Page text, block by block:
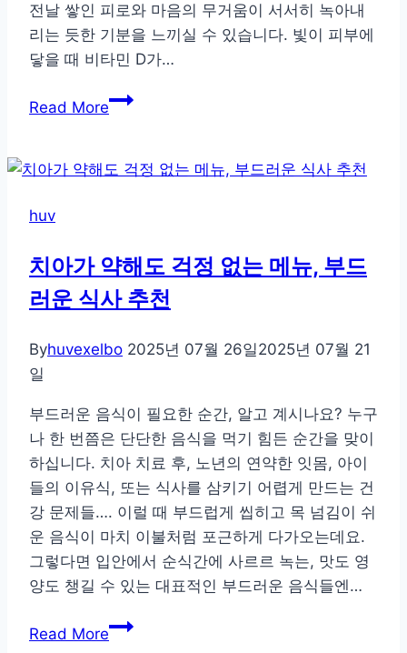
전날 쌓인 피로와 마음의 무거움이 서서히 녹아내
리는 듯한 기분을 느끼실 수 있습니다. 빛이 피부에
닿을 때 비타민 D가…
Read More햇
들
시
간,
과
을
깨
우
는
요
가
huv
치아가 약해도 걱정 없는 메뉴, 부드
러운 식사 추천
Byhuvexelbo 2025년 07월 26일2025년 07월 21
일
부드러운 음식이 필요한 순간, 알고 계시나요? 누구
나 한 번쯤은 단단한 음식을 먹기 힘든 순간을 맞이
하십니다. 치아 치료 후, 노년의 연약한 잇몸, 아이
들의 이유식, 또는 식사를 삼키기 어렵게 만드는 건
강 문제들…. 이럴 때 부드럽게 씹히고 목 넘김이 쉬
운 음식이 마치 이불처럼 포근하게 다가오는데요.
그렇다면 입안에서 순식간에 사르르 녹는, 맛도 영
양도 챙길 수 있는 대표적인 부드러운 음식들엔…
Read More치